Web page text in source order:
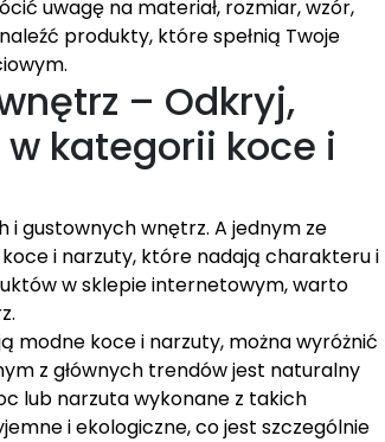
uwagę na materiał, rozmiar, wzór,
produkty, które spełnią Twoje
– Odkryj,
kategorii koce i
i gustownych wnętrz. A jednym ze
i narzuty, które nadają charakteru i
w sklepie internetowym, warto
modne koce i narzuty, można wyróżnić
z głównych trendów jest naturalny
lub narzuta wykonane z takich
i ekologiczne, co jest szczególnie